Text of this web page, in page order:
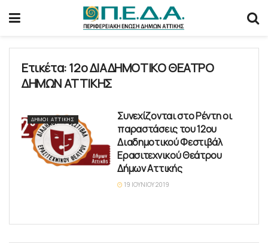
Ετικέτα:12ο ΔΙΑΔΗΜΟΤΙΚΟ ΘΕΑΤΡΟ
ΔΗΜΩΝ ΑΤΤΙΚΗΣ
ΔΉΜΟΙ ΑΤΤΙΚΉΣ
Συνεχίζονται στο Ρέντη οι
παραστάσεις του 12ου
Διαδημοτικού Φεστιβάλ
Ερασιτεχνικού Θεάτρου
Δήμων Αττικής
19 ΙΟΥΝΊΟΥ 2019